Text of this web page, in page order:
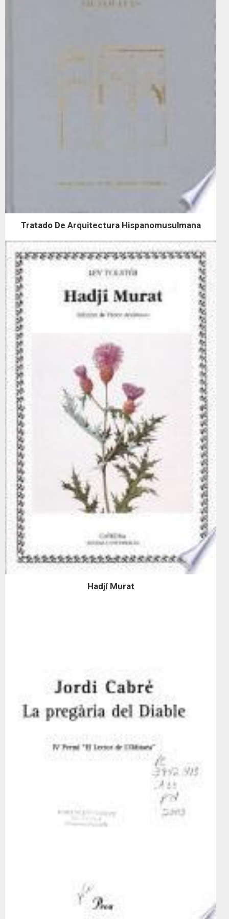
Tratado De Arquitectura Hispanomusulmana
Hadjí Murat